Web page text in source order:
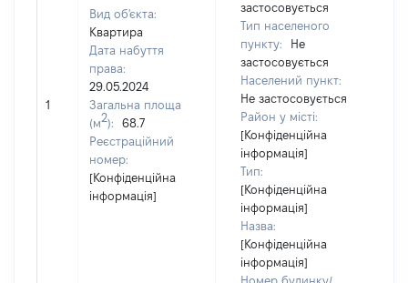
1
Вид об'єкта:
Квартира
Дата набуття
права:
29.05.2024
Загальна площа
(м2):
68.7
Реєстраційний
номер:
[Конфіденційна
інформація]
застосовується
Тип населеного
пункту:
Не
застосовується
Населений пункт:
Не застосовується
Район у місті:
[Конфіденційна
інформація]
Тип:
[Конфіденційна
інформація]
Назва:
[Конфіденційна
інформація]
Номер будинку/